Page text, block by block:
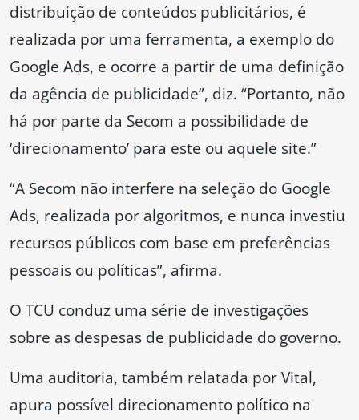
distribuição de conteúdos publicitários, é
realizada por uma ferramenta, a exemplo do
Google Ads, e ocorre a partir de uma definição
da agência de publicidade”, diz. “Portanto, não
há por parte da Secom a possibilidade de
‘direcionamento’ para este ou aquele site.”
“A Secom não interfere na seleção do Google
Ads, realizada por algoritmos, e nunca investiu
recursos públicos com base em preferências
pessoais ou políticas”, afirma.
O TCU conduz uma série de investigações
sobre as despesas de publicidade do governo.
Uma auditoria, também relatada por Vital,
apura possível direcionamento político na